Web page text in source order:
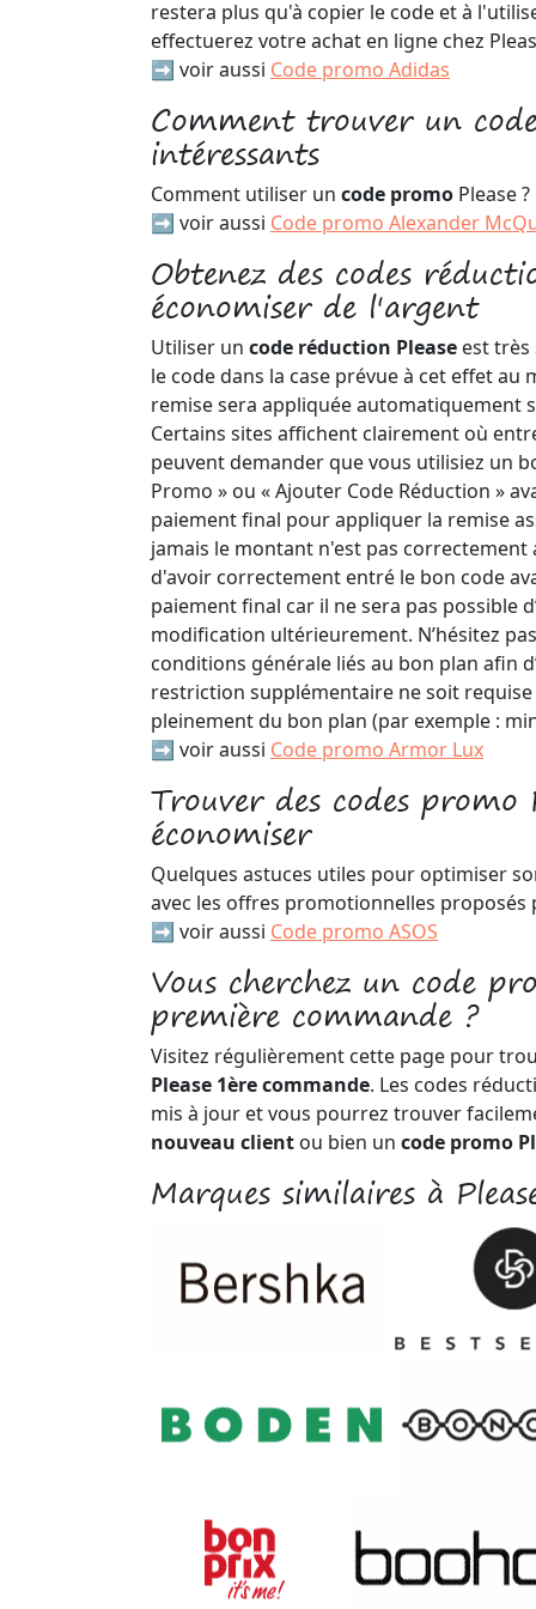
restera plus qu'à copier le code et à
effectuerez votre achat en ligne chez
➡️ voir aussi Code promo Adidas
Comment trouver un
intéressants
Comment utiliser un code promo Please ?
➡️ voir aussi Code promo Alexander
Obtenez des codes
économiser de l'argent
Utiliser un code réduction Please est très
le code dans la case prévue à cet effet
remise sera appliquée automatiquement
Certains sites affichent clairement où
peuvent demander que vous utilisiez un
Promo » ou « Ajouter Code Réduction »
paiement final pour appliquer la remise
jamais le montant n'est pas correctement
d'avoir correctement entré le bon code
paiement final car il ne sera pas possible
modification ultérieurement. N’hésitez
conditions générale liés au bon plan afin
restriction supplémentaire ne soit
pleinement du bon plan (par exemple :
➡️ voir aussi Code promo Armor Lux
Trouver des codes promo
économiser
Quelques astuces utiles pour optimiser
avec les offres promotionnelles proposés
➡️ voir aussi Code promo ASOS
Vous cherchez un code
première commande ?
Visitez régulièrement cette page pour
Please 1ère commande. Les codes
mis à jour et vous pourrez trouver
nouveau client ou bien un code promo
Marques similaires à